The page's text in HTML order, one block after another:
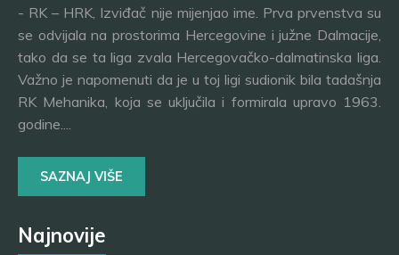
- RK – HRK, Izviđač nije mijenjao ime. Prva prvenstva su
se odvijala na prostorima Hercegovine i južne Dalmacije,
tako da se ta liga zvala Hercegovačko-dalmatinska liga.
Važno je napomenuti da je u toj ligi sudionik bila tadašnja
RK Mehanika, koja se uključila i formirala upravo 1963.
godine....
SAZNAJ VIŠE
Najnovije